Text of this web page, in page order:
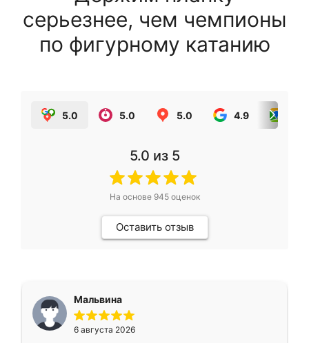
серьезнее, чем чемпионы
по фигурному катанию
5.0 5.0 5.0 4.9
5.0 из 5
На основе 945оценок
Оставить отзыв
Мальвина
6 августа 2026